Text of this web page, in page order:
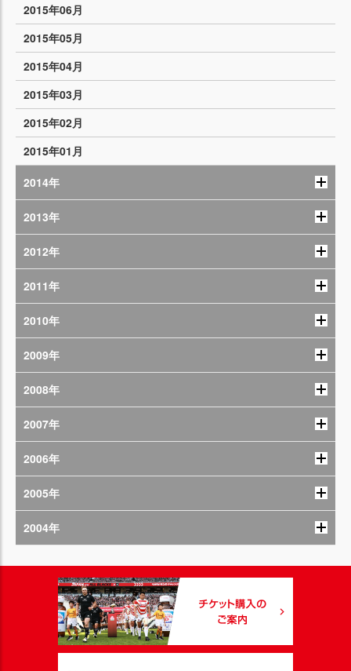
2015年06月
2015年05月
2015年04月
2015年03月
2015年02月
2015年01月
2014年
2013年
2012年
2011年
2010年
2009年
2008年
2007年
2006年
2005年
2004年